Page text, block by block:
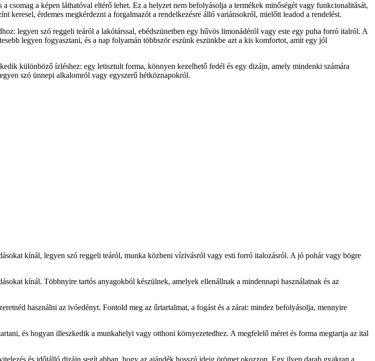
csomag a képen láthatóval eltérő lehet. Ez a helyzet nem befolyásolja a termékek minőségét vagy funkcionalitását,
keresel, érdemes megkérdezni a forgalmazót a rendelkezésre álló variánsokról, mielőtt leadod a rendelést.
legyen szó reggeli teáról a lakótárssal, ebédszünetben egy hűvös limonádéról vagy este egy puha forró italról. A
legyen fogyasztani, és a nap folyamán többször eszünk eszünkbe azt a kis komfortot, amit egy jól
különböző ízléshez: egy letisztult forma, könnyen kezelhető fedél és egy dizájn, amely mindenki számára
szó ünnepi alkalomról vagy egyszerű hétköznapokról.
kínál, legyen szó reggeli teáról, munka közbeni vízivásról vagy esti forró italozásról. A jó pohár vagy bögre
kínál. Többnyire tartós anyagokból készülnek, amelyek ellenállnak a mindennapi használatnak és az
használni az ivóedényt. Fontold meg az űrtartalmat, a fogást és a zárat: mindez befolyásolja, mennyire
és hogyan illeszkedik a munkahelyi vagy otthoni környezetedhez. A megfelelő méret és forma megtartja az ital